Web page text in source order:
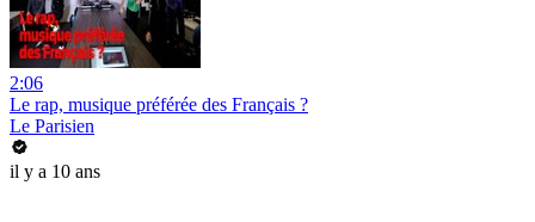
2:06
Le rap, musique préférée des Français ?
Le Parisien
il y a 10 ans